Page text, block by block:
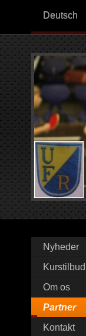
Deutsch
Nyheder
Kurstilbud
Om os
Partner
Kontakt